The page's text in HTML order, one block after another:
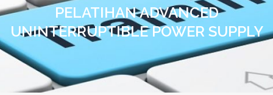
PELATIHAN ADVANCED
UNINTERRUPTIBLE POWER SUPPLY